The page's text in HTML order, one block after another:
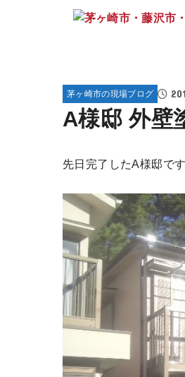
茅ヶ崎市の現場ブログ
A様邸 外壁
先日完了したA様邸で